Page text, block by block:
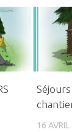
Séjours
16